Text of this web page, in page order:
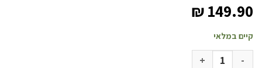
₪149.90
קיים במלאי
כמות של מיתר מטכל 1.4 מ"מ 100 מטר דיינמה שחור